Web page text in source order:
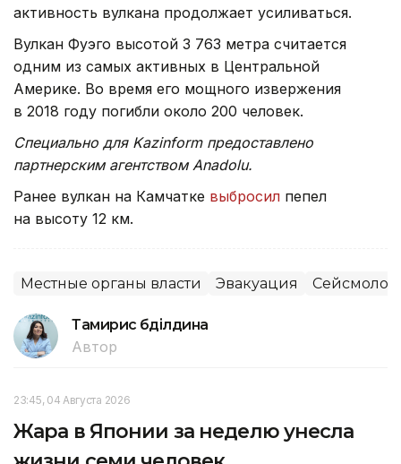
активность вулкана продолжает усиливаться.
Вулкан Фуэго высотой 3 763 метра считается
одним из самых активных в Центральной
Америке. Во время его мощного извержения
в 2018 году погибли около 200 человек.
Специально для Kazinform предоставлено
партнерским агентством Anadolu.
Ранее вулкан на Камчатке выбросил пепел
на высоту 12 км.
Местные органы власти Эвакуация
Тамирис Әбділдина
Автор
23:45, 04 Августа 2026
Жара в Японии за неделю унесла